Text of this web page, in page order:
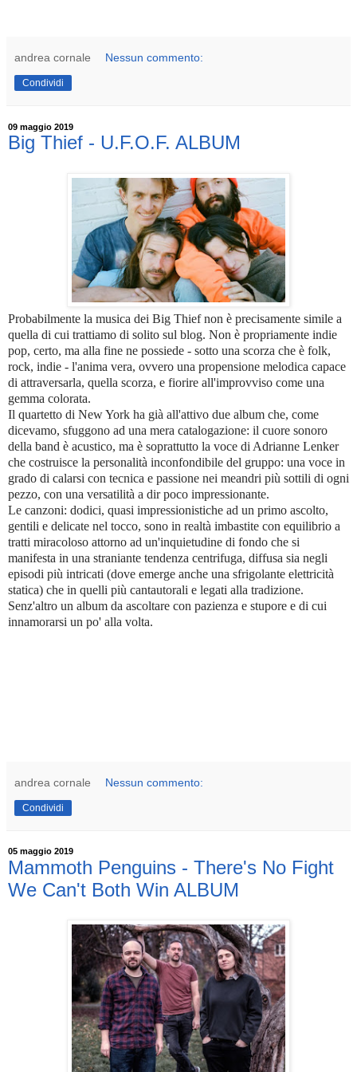
andrea cornale Nessun commento:
Condividi
09 maggio 2019
Big Thief - U.F.O.F. ALBUM
Probabilmente la musica dei Big Thief non è precisamente simile a
quella di cui trattiamo di solito sul blog. Non è propriamente indie
pop, certo, ma alla fine ne possiede - sotto una scorza che è folk,
rock, indie - l'anima vera, ovvero una propensione melodica capace
di attraversarla, quella scorza, e fiorire all'improvviso come una
gemma colorata.
Il quartetto di New York ha già all'attivo due album che, come
dicevamo, sfuggono ad una mera catalogazione: il cuore sonoro
della band è acustico, ma è soprattutto la voce di Adrianne Lenker
che costruisce la personalità inconfondibile del gruppo: una voce in
grado di calarsi con tecnica e passione nei meandri più sottili di ogni
pezzo, con una versatilità a dir poco impressionante.
Le canzoni: dodici, quasi impressionistiche ad un primo ascolto,
gentili e delicate nel tocco, sono in realtà imbastite con equilibrio a
tratti miracoloso attorno ad un'inquietudine di fondo che si
manifesta in una straniante tendenza centrifuga, diffusa sia negli
episodi più intricati (dove emerge anche una sfrigolante elettricità
statica) che in quelli più cantautorali e legati alla tradizione.
Senz'altro un album da ascoltare con pazienza e stupore e di cui
innamorarsi un po' alla volta.
andrea cornale Nessun commento:
Condividi
05 maggio 2019
Mammoth Penguins - There's No Fight
We Can't Both Win ALBUM